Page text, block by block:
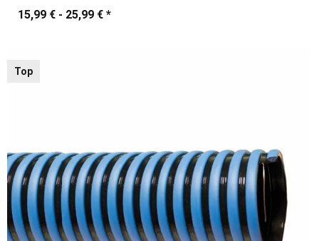
15,99 € - 25,99 € *
Top